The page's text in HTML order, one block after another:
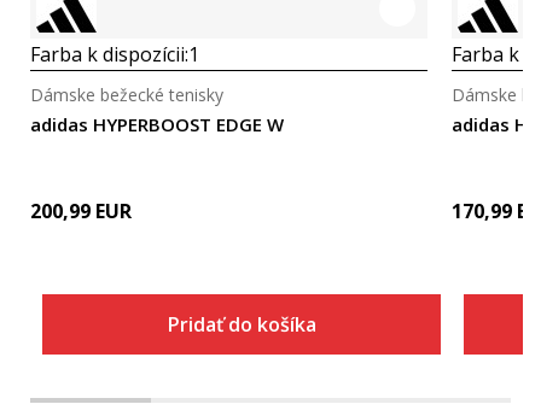
Farba k dispozícii:1
adidas HYPERBOOST EDGE W
Dámske bežecké tenisky
200,99 EUR
Pridať do košíka
Farba k
Dámske
170,99